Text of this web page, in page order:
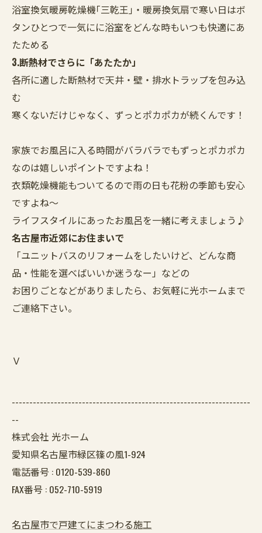
浴室換気暖房乾燥機｢三乾王｣・暖房換気扇で寒い日はボ
タンひとつで一気にに浴室をどんな時もいつも快適にあ
たためる
3.断熱材でさらに「あたたか」
各所に適した断熱材で天井・壁・排水トラップを包み込
む
寒くないだけじゃなく、ずっとポカポカが続くんです！
家族でお風呂に入る時間がバラバラでもずっとポカポカ
なのは嬉しいポイントですよね！
衣類乾燥機能もついてるので雨の日も花粉の季節も安心
ですよね〜
ライフスタイルにあったお風呂を一緒に考えましょう♪
名古屋市近郊にお住まいで
「ユニットバスのリフォームをしたいけど、どんな商
品・性能を選べばいいか迷うなー」などの
お困りごとなどがありましたら、お気軽に光ホームまで
ご連絡下さい。
​​​​​​Ｖ
--------------------------------------------------------------------
--
株式会社 光ホーム
愛知県名古屋市緑区篠の風1-924
電話番号 : 0120-539-860
FAX番号 : 052-710-5919
名古屋市で戸建てにまつわる施工